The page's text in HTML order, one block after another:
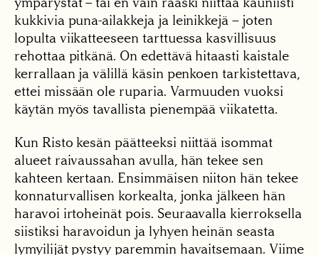
kukkivia puna-ailakkeja ja leinikkejä – joten
lopulta viikatteeseen tarttuessa kasvillisuus
rehottaa pitkänä. On edettävä hitaasti kaistale
kerrallaan ja välillä käsin penkoen tarkistettava,
ettei missään ole ruparia. Varmuuden vuoksi
käytän myös tavallista pienempää viikatetta.
Kun Risto kesän päätteeksi niittää isommat
alueet raivaussahan avulla, hän tekee sen
kahteen kertaan. Ensimmäisen niiton hän tekee
konnaturvallisen korkealta, jonka jälkeen hän
haravoi irtoheinät pois. Seuraavalla kierroksella
siistiksi haravoidun ja lyhyen heinän seasta
lymyilijät pystyy paremmin havaitsemaan. Viime